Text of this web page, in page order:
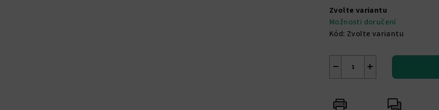
cena:
Zvolte variantu
Možnosti doručení
Kód: Zvolte variantu
+
−